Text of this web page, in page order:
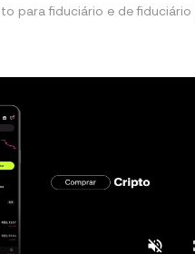
para fiduciário e de fiduciário